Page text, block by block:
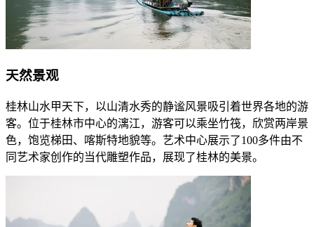
天然景观
桂林山水甲天下，以山清水秀的静谧风景吸引着世界各地的游
客。位于桂林市中心的漓江，游客可以乘坐竹筏，欣赏两岸景
色，饱览梯田、喀斯特地貌等。艺术中心展示了100多件由不
同艺术家创作的当代雕塑作品，展现了桂林的美景。